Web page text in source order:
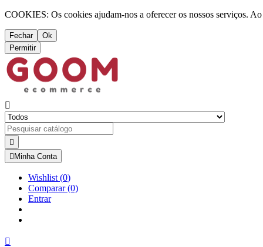
COOKIES: Os cookies ajudam-nos a oferecer os nossos serviços.
Fechar
Ok
Permitir


 Minha Conta
Wishlist (0)
Comparar(0)
Entrar
